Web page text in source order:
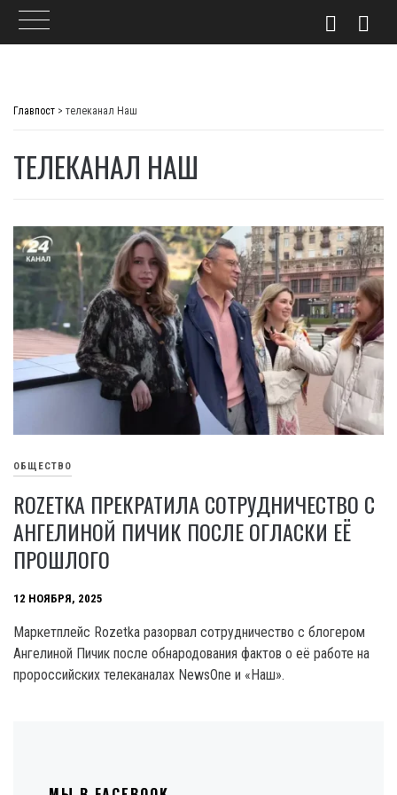
Главпост > телеканал Наш
ТЕЛЕКАНАЛ НАШ
ОБЩЕСТВО
ROZETKA ПРЕКРАТИЛА СОТРУДНИЧЕСТВО С
АНГЕЛИНОЙ ПИЧИК ПОСЛЕ ОГЛАСКИ ЕЁ
ПРОШЛОГО
12 НОЯБРЯ, 2025
Маркетплейс Rozetka разорвал сотрудничество с блогером
Ангелиной Пичик после обнародования фактов о её работе на
пророссийских телеканалах NewsOne и «Наш».